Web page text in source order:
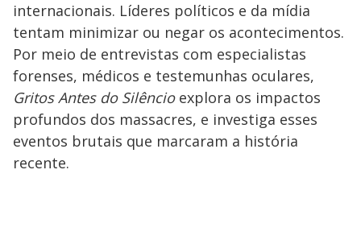
internacionais. Líderes políticos e da mídia
tentam minimizar ou negar os acontecimentos.
Por meio de entrevistas com especialistas
forenses, médicos e testemunhas oculares,
Gritos Antes do Silêncioexplora os impactos
profundos dos massacres, e investiga esses
eventos brutais que marcaram a história
recente.